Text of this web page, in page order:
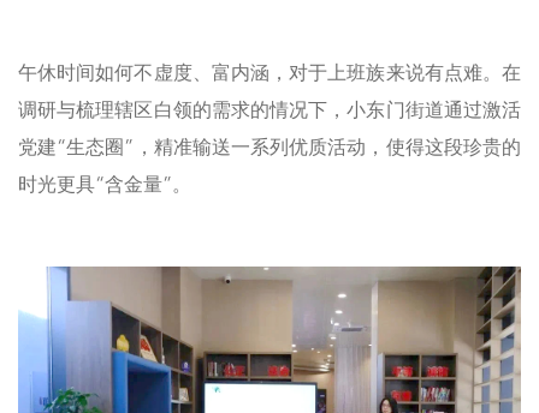
午休时间如何不虚度、富内涵，对于上班族来说有点难。在
调研与梳理辖区白领的需求的情况下，小东门街道通过激活
党建“生态圈”，精准输送一系列优质活动，使得这段珍贵的
时光更具“含金量”。